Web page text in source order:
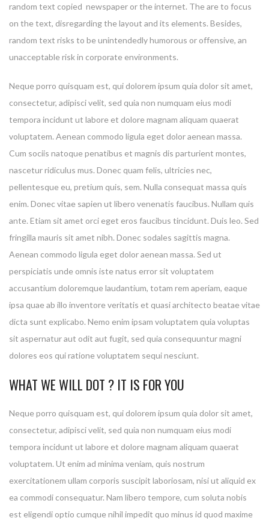
random text copied newspaper or the internet. The are to focus
on the text, disregarding the layout and its elements. Besides,
random text risks to be unintendedly humorous or offensive, an
unacceptable risk in corporate environments.
Neque porro quisquam est, qui dolorem ipsum quia dolor sit amet,
consectetur, adipisci velit, sed quia non numquam eius modi
tempora incidunt ut labore et dolore magnam aliquam quaerat
voluptatem. Aenean commodo ligula eget dolor aenean massa.
Cum sociis natoque penatibus et magnis dis parturient montes,
nascetur ridiculus mus. Donec quam felis, ultricies nec,
pellentesque eu, pretium quis, sem. Nulla consequat massa quis
enim. Donec vitae sapien ut libero venenatis faucibus. Nullam quis
ante. Etiam sit amet orci eget eros faucibus tincidunt. Duis leo. Sed
fringilla mauris sit amet nibh. Donec sodales sagittis magna.
Aenean commodo ligula eget dolor aenean massa. Sed ut
perspiciatis unde omnis iste natus error sit voluptatem
accusantium doloremque laudantium, totam rem aperiam, eaque
ipsa quae ab illo inventore veritatis et quasi architecto beatae vitae
dicta sunt explicabo. Nemo enim ipsam voluptatem quia voluptas
sit aspernatur aut odit aut fugit, sed quia consequuntur magni
dolores eos qui ratione voluptatem sequi nesciunt.
WHAT WE WILL DOT ? IT IS FOR YOU
Neque porro quisquam est, qui dolorem ipsum quia dolor sit amet,
consectetur, adipisci velit, sed quia non numquam eius modi
tempora incidunt ut labore et dolore magnam aliquam quaerat
voluptatem. Ut enim ad minima veniam, quis nostrum
exercitationem ullam corporis suscipit laboriosam, nisi ut aliquid ex
ea commodi consequatur. Nam libero tempore, cum soluta nobis
est eligendi optio cumque nihil impedit quo minus id quod maxime